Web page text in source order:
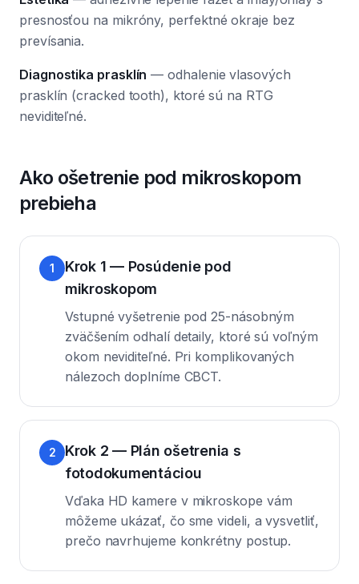
presnosťou na mikróny, perfektné okraje bez
prevísania.
Diagnostika prasklín — odhalenie vlasových
prasklín (cracked tooth), ktoré sú na RTG
neviditeľné.
Ako ošetrenie pod mikroskopom
prebieha
1
Krok 1 — Posúdenie pod
mikroskopom
Vstupné vyšetrenie pod 25-násobným
zväčšením odhalí detaily, ktoré sú voľným
okom neviditeľné. Pri komplikovaných
nálezoch doplníme CBCT.
2
Krok 2 — Plán ošetrenia s
fotodokumentáciou
Vďaka HD kamere v mikroskope vám
môžeme ukázať, čo sme videli, a vysvetliť,
prečo navrhujeme konkrétny postup.